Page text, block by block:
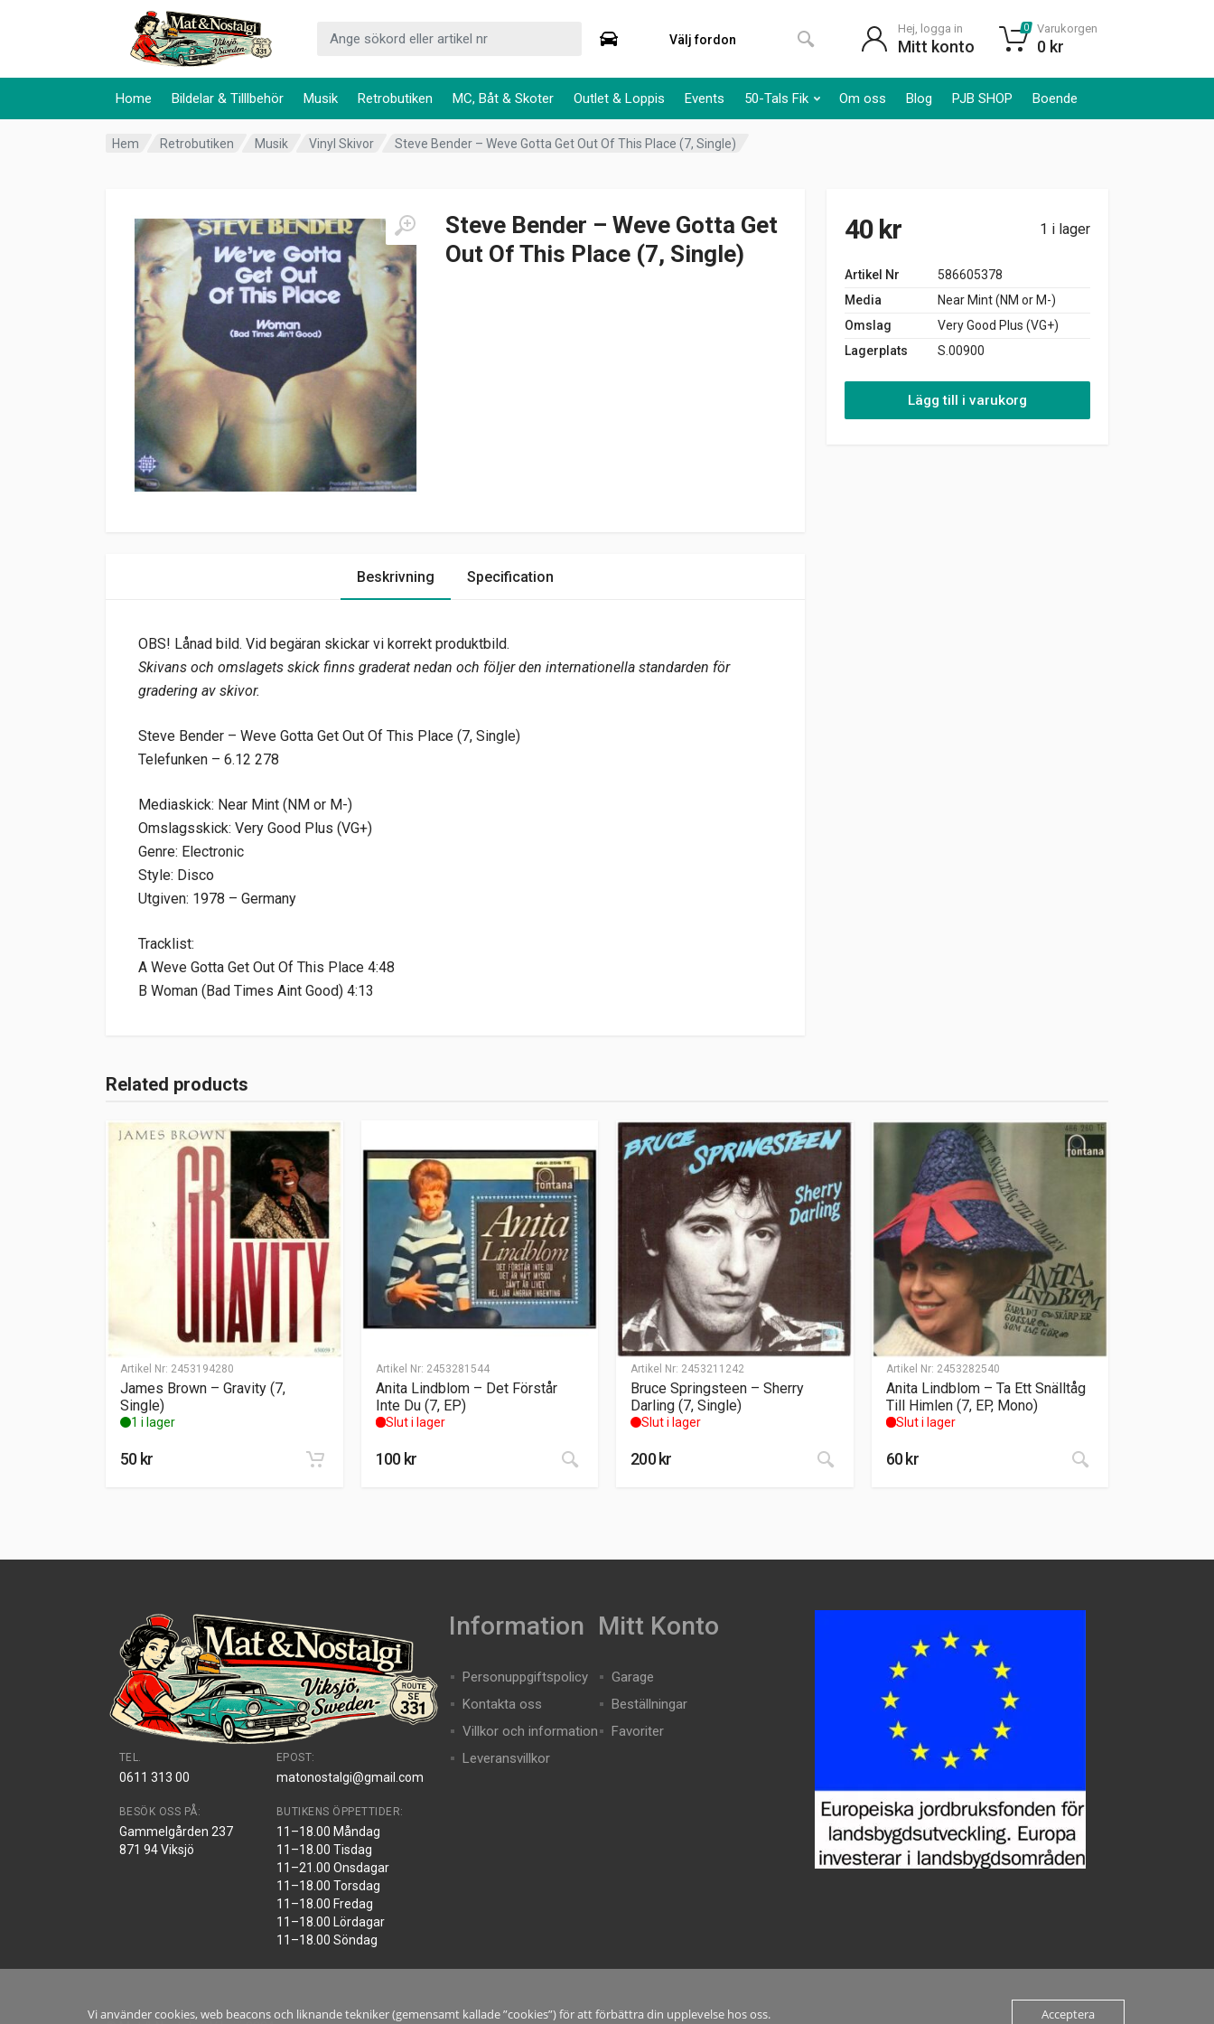
Home Bildelar & Tilllbehör Musik Retrobutiken MC, Båt & Skoter Outlet & Loppis Events 50-Tals Fik Om oss Blog PJB SHOP Boende
Välj fordon
Hej, logga in
Mitt konto
0 Varukorgen
0 kr
Hem Retrobutiken Musik Vinyl Skivor Steve Bender – Weve Gotta Get Out Of This Place (7, Single)
Steve Bender – Weve Gotta Get
Out Of This Place (7, Single)
40 kr 1 i lager
Artikel Nr
586605378
Media
Near Mint (NM or M-)
Omslag
Very Good Plus (VG+)
Lagerplats
S.00900
Lägg till i varukorg
Beskrivning Specification
OBS! Lånad bild. Vid begäran skickar vi korrekt produktbild.
Skivans och omslagets skick finns graderat nedan och följer den internationella standarden för
gradering av skivor.
Steve Bender – Weve Gotta Get Out Of This Place (7, Single)
Telefunken – 6.12 278
Mediaskick: Near Mint (NM or M-)
Omslagsskick: Very Good Plus (VG+)
Genre: Electronic
Style: Disco
Utgiven: 1978 – Germany
Tracklist:
A Weve Gotta Get Out Of This Place 4:48
B Woman (Bad Times Aint Good) 4:13
Related products
Artikel Nr: 2453194280
James Brown – Gravity (7,
Single)
1 i lager
50kr
Artikel Nr: 2453281544
Anita Lindblom – Det Förstår
Inte Du (7, EP)
Slut i lager
100kr
Artikel Nr: 2453211242
Bruce Springsteen – Sherry
Darling (7, Single)
Slut i lager
200kr
Artikel Nr: 2453282540
Anita Lindblom – Ta Ett Snälltåg
Till Himlen (7, EP, Mono)
Slut i lager
60kr
TEL.
0611 313 00
EPOST:
matonostalgi@gmail.com
BESÖK OSS PÅ:
Gammelgården 237
871 94 Viksjö
BUTIKENS ÖPPETTIDER:
11–18.00 Måndag
11–18.00 Tisdag
11–21.00 Onsdagar
11–18.00 Torsdag
11–18.00 Fredag
11–18.00 Lördagar
11–18.00 Söndag
Information
Personuppgiftspolicy
Kontakta oss
Villkor och information
Leveransvillkor
Mitt Konto
Garage
Beställningar
Favoriter
Vi använder cookies, web beacons och liknande tekniker (gemensamt kallade ”cookies”) för att förbättra din upplevelse hos oss. Acceptera